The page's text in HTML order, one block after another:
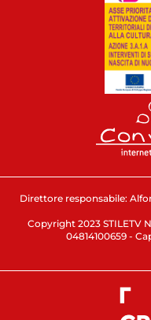
Direttore responsabile:
Copyright 2023 STILETV
04814100659 -